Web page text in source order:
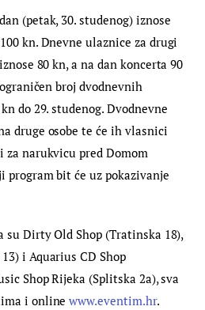
(petak, 30. studenog) iznose
kn. Dnevne ulaznice za drugi
80 kn, a na dan koncerta 90
broj dvodnevnih
do 29. studenog. Dvodnevne
druge osobe te će ih vlasnici
narukvicu pred Domom
program bit će uz pokazivanje
su Dirty Old Shop (Tratinska 18),
i Aquarius CD Shop
Shop Rijeka (Splitska 2a), sva
i online www.eventim.hr.